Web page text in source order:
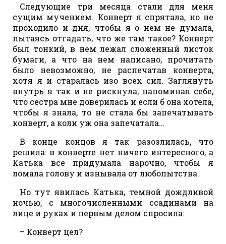
Следующие три месяца стали для меня
сущим мучением. Конверт я спрятала, но не
проходило и дня, чтобы я о нем не думала,
пытаясь отгадать, что же там такое? Конверт
был тонкий, в нем лежал сложенный листок
бумаги, а что на нем написано, прочитать
было невозможно, не распечатав конверта,
хотя я и старалась изо всех сил. Заглянуть
внутрь я так и не рискнула, напоминая себе,
что сестра мне доверилась и если б она хотела,
чтобы я знала, то не стала бы запечатывать
конверт, а коли уж она запечатала…
В конце концов я так разозлилась, что
решила: в конверте нет ничего интересного, а
Катька все придумала нарочно, чтобы я
ломала голову и изнывала от любопытства.
Но тут явилась Катька, темной дождливой
ночью, с многочисленными ссадинами на
лице и руках и первым делом спросила:
– Конверт цел?